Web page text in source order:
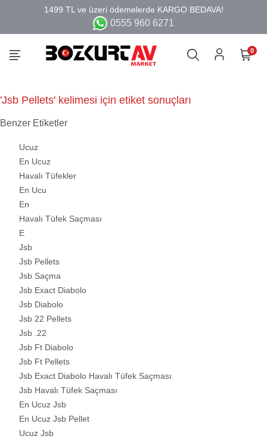
0555 960 6271
0
'Jsb Pellets' kelimesi için etiket sonuçları
Benzer Etiketler
Ucuz
En Ucuz
Havalı Tüfekler
En Ucu
En
Havalı Tüfek Saçması
E
Jsb
Jsb Pellets
Jsb Saçma
Jsb Exact Diabolo
Jsb Diabolo
Jsb 22 Pellets
Jsb .22
Jsb Ft Diabolo
Jsb Ft Pellets
Jsb Exact Diabolo Havalı Tüfek Saçması
Jsb Havalı Tüfek Saçması
En Ucuz Jsb
En Ucuz Jsb Pellet
Ucuz Jsb